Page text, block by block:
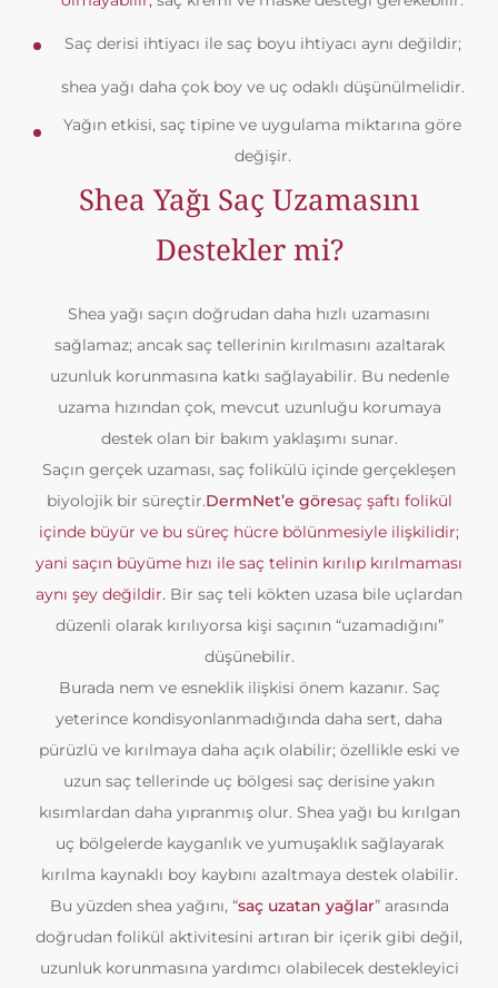
Saç derisi ihtiyacı ile saç boyu ihtiyacı aynı değildir;
shea yağı daha çok boy ve uç odaklı düşünülmelidir.
Yağın etkisi, saç tipine ve uygulama miktarına göre
değişir.
Shea Yağı Saç Uzamasını
Destekler mi?
Shea yağı saçın doğrudan daha hızlı uzamasını
sağlamaz; ancak saç tellerinin kırılmasını azaltarak
uzunluk korunmasına katkı sağlayabilir. Bu nedenle
uzama hızından çok, mevcut uzunluğu korumaya
destek olan bir bakım yaklaşımı sunar.
Saçın gerçek uzaması, saç folikülü içinde gerçekleşen
biyolojik bir süreçtir.DermNet’e göresaç şaftı folikül
içinde büyür ve bu süreç hücre bölünmesiyle ilişkilidir;
yani saçın büyüme hızı ile saç telinin kırılıp kırılmaması
aynı şey değildir. Bir saç teli kökten uzasa bile uçlardan
düzenli olarak kırılıyorsa kişi saçının “uzamadığını”
düşünebilir.
Burada nem ve esneklik ilişkisi önem kazanır. Saç
yeterince kondisyonlanmadığında daha sert, daha
pürüzlü ve kırılmaya daha açık olabilir; özellikle eski ve
uzun saç tellerinde uç bölgesi saç derisine yakın
kısımlardan daha yıpranmış olur. Shea yağı bu kırılgan
uç bölgelerde kayganlık ve yumuşaklık sağlayarak
kırılma kaynaklı boy kaybını azaltmaya destek olabilir.
Bu yüzden shea yağını, “saç uzatan yağlar” arasında
doğrudan folikül aktivitesini artıran bir içerik gibi değil,
uzunluk korunmasına yardımcı olabilecek destekleyici